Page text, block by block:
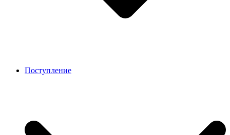
Поступление